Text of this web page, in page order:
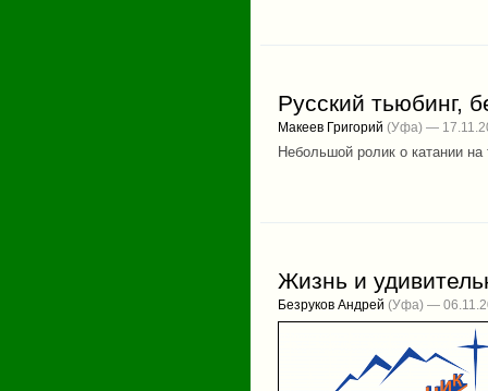
Русский тьюбинг,
Макеев Григорий (Уфа) —
Небольшой ролик о катании
Жизнь и
Безруков Андрей (Уфа) —